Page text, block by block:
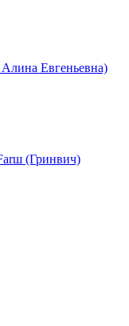
Евгеньевна)
(Гринвич)